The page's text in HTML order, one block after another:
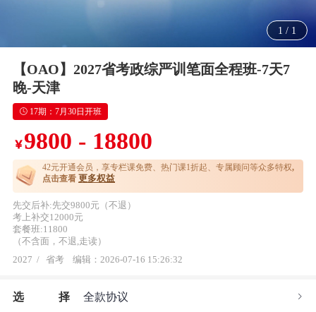
1 / 1
【OAO】2027省考政综严训笔面全程班-7天7
晚-天津
17期：7月30日开班
￥9800 - 18800
42元开通会员，享专栏课免费、热门课1折起、专属顾问等众多特权,
点击查看 更多权益
先交后补:先交9800元（不退）
考上补交12000元
套餐班:11800
（不含面，不退,走读）
2027 / 省考 编辑：2026-07-16 15:26:32
选 择 全款协议